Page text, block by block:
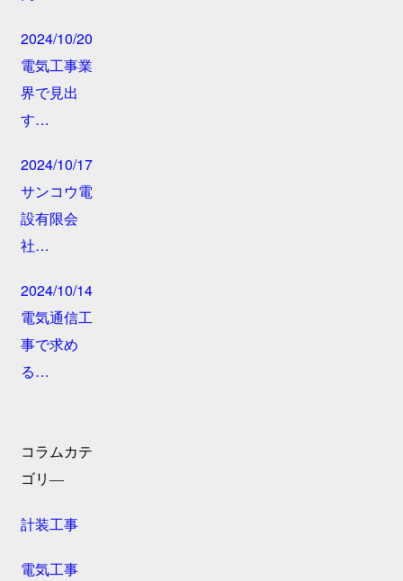
2024/10/20
電気工事業
界で見出
す…
2024/10/17
サンコウ電
設有限会
社…
2024/10/14
電気通信工
事で求め
る…
コラムカテ
ゴリ―
計装工事
電気工事